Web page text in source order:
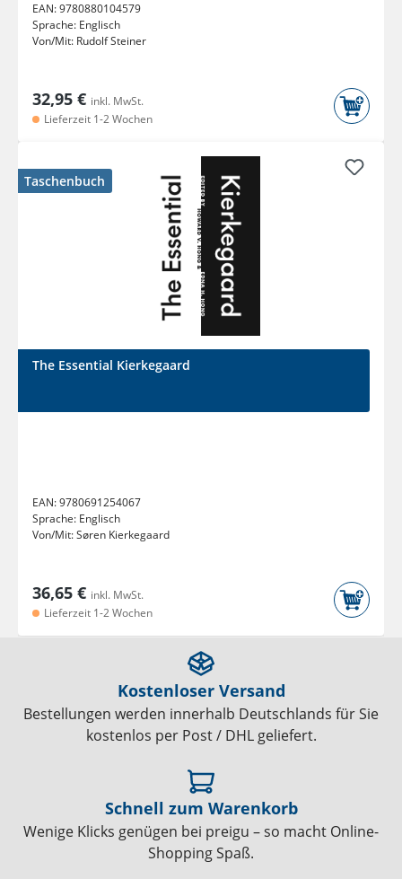
EAN:9780880104579
Sprache: Englisch
Von/Mit: Rudolf Steiner
32,95 € inkl. MwSt.
Lieferzeit 1-2 Wochen
Taschenbuch
The Essential Kierkegaard
EAN:9780691254067
Sprache: Englisch
Von/Mit:Søren Kierkegaard
36,65 € inkl. MwSt.
Lieferzeit 1-2 Wochen
Kostenloser Versand
Bestellungen werden innerhalb Deutschlands für Sie
kostenlos per Post / DHL geliefert.
Schnell zum Warenkorb
Wenige Klicks genügen bei preigu – so macht Online-
Shopping Spaß.